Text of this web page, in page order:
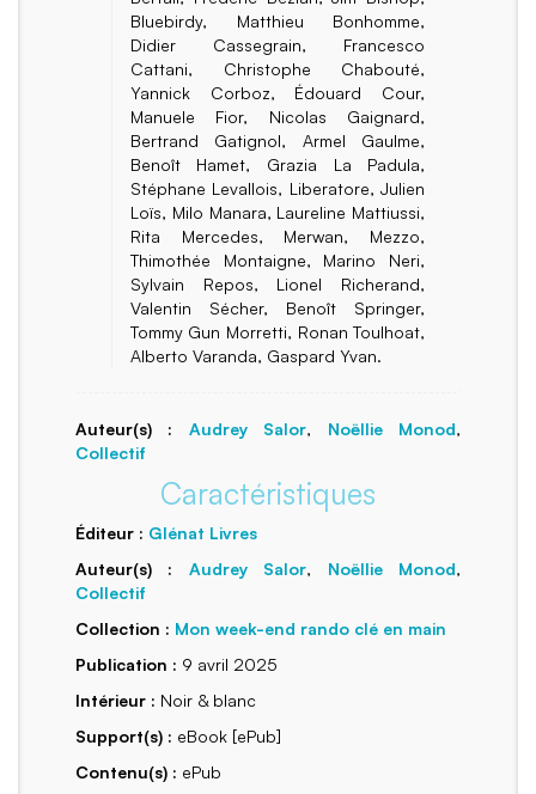
Bluebirdy, Matthieu Bonhomme,
Didier Cassegrain, Francesco
Cattani, Christophe Chabouté,
Yannick Corboz, Édouard Cour,
Manuele Fior, Nicolas Gaignard,
Bertrand Gatignol, Armel Gaulme,
Benoît Hamet, Grazia La Padula,
Stéphane Levallois, Liberatore, Julien
Loïs, Milo Manara, Laureline Mattiussi,
Rita Mercedes, Merwan, Mezzo,
Thimothée Montaigne, Marino Neri,
Sylvain Repos, Lionel Richerand,
Valentin Sécher, Benoît Springer,
Tommy Gun Morretti, Ronan Toulhoat,
Alberto Varanda, Gaspard Yvan.
Auteur(s) : Audrey Salor, Noëllie Monod,
Collectif
Caractéristiques
Éditeur : Glénat Livres
Auteur(s) :
Audrey Salor, Noëllie Monod,
Collectif
Collection : Mon week-end rando clé en main
Publication : 9 avril 2025
Intérieur : Noir & blanc
Support(s) : eBook [ePub]
Contenu(s) : ePub